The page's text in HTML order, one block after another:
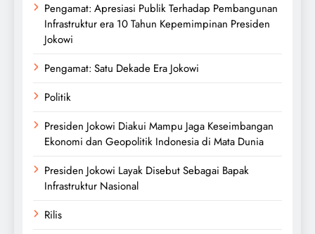
Pengamat: Apresiasi Publik Terhadap Pembangunan
Infrastruktur era 10 Tahun Kepemimpinan Presiden
Jokowi
Pengamat: Satu Dekade Era Jokowi
Politik
Presiden Jokowi Diakui Mampu Jaga Keseimbangan
Ekonomi dan Geopolitik Indonesia di Mata Dunia
Presiden Jokowi Layak Disebut Sebagai Bapak
Infrastruktur Nasional
Rilis